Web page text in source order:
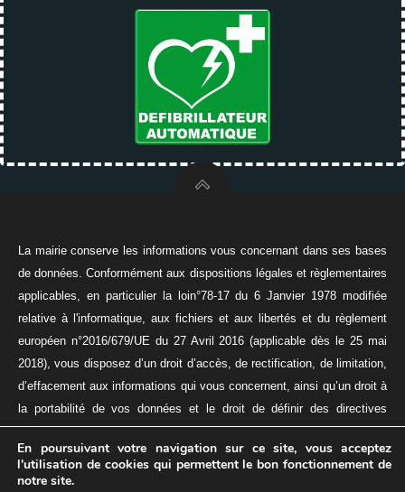
La mairie conserve les informations vous concernant dans ses bases
de données. Conformément aux dispositions légales et règlementaires
applicables, en particulier la loin°78-17 du 6 Janvier 1978 modifiée
relative à l'informatique, aux fichiers et aux libertés et du règlement
européen n°2016/679/UE du 27 Avril 2016 (applicable dès le 25 mai
2018), vous disposez d’un droit d’accès, de rectification, de limitation,
d’effacement aux informations qui vous concernent, ainsi qu’un droit à
la portabilité de vos données et le droit de définir des directives
relatives à la conservation, à l’effacement, et à la communication de
vos données à caractère personnel après votre décès.
© 2026 VILLE DE MAING
En poursuivant votre navigation sur ce site, vous acceptez
l'utilisation de cookies qui permettent le bon fonctionnement de
notre site.